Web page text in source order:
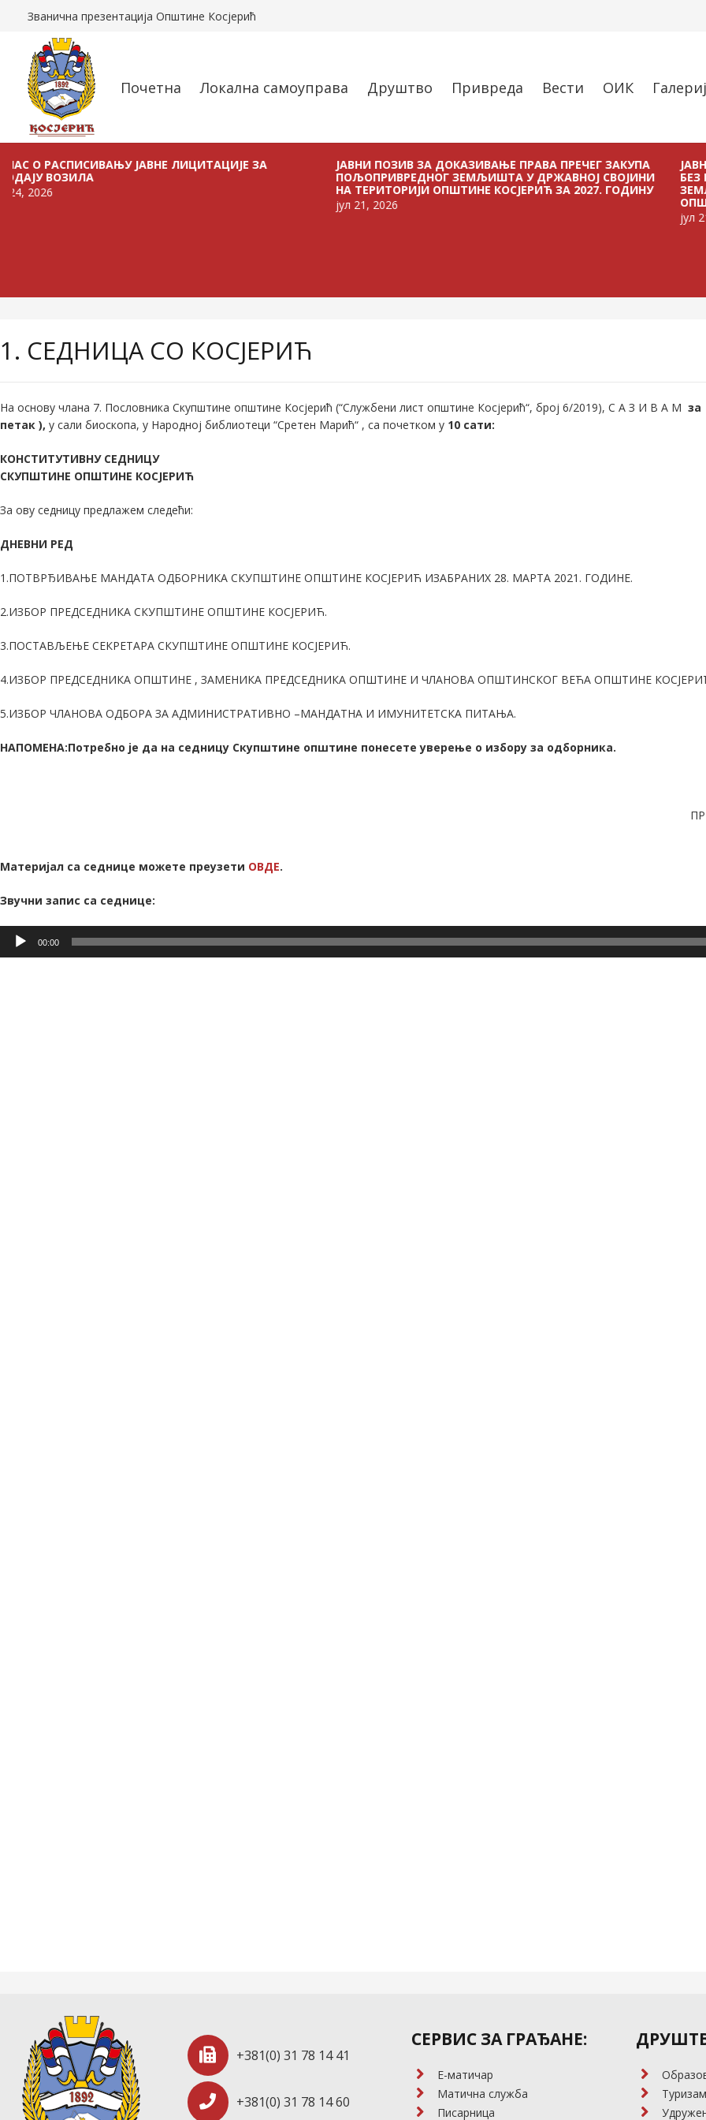
Званична презентација Општине Косјерић
Почетна Локална самоуправа Друштво Привреда Вести ОИК
ЈАВНЕ ЛИЦИТАЦИЈЕ ЗА
ЈАВНИ ПОЗИВ ЗА ДОКАЗИВАЊЕ ПРАВА ПРЕЧЕГ ЗАКУПА
ПОЉОПРИВРЕДНОГ ЗЕМЉИШТА У ДРЖАВНОЈ СВОЈИНИ
НА ТЕРИТОРИЈИ ОПШТИНЕ КОСЈЕРИЋ ЗА 2027. ГОДИНУ
јул 21, 2026
ЈАВНИ
БЕЗ
ЗЕМЉИШТА
ОПШТИНЕ
јул 21, 2026
1. СЕДНИЦА СО КОСЈЕРИЋ
На основу члана 7. Пословника Скупштине општине Косјерић (“Службени лист општине Косјерић“, број 6/2019), С А З И В А М за
петак ), у сали биоскопа, у Народној библиотеци “Сретен Марић“ , са почетком у 10 сати:
КОНСТИТУТИВНУ СЕДНИЦУ
СКУПШТИНЕ ОПШТИНЕ КОСЈЕРИЋ
За ову седницу предлажем следећи:
ДНЕВНИ РЕД
1.ПОТВРЂИВАЊЕ МАНДАТА ОДБОРНИКА СКУПШТИНЕ ОПШТИНЕ КОСЈЕРИЋ ИЗАБРАНИХ 28. МАРТА 2021. ГОДИНЕ.
2.ИЗБОР ПРЕДСЕДНИКА СКУПШТИНЕ ОПШТИНЕ КОСЈЕРИЋ.
3.ПОСТАВЉЕЊЕ СЕКРЕТАРА СКУПШТИНЕ ОПШТИНЕ КОСЈЕРИЋ.
4.ИЗБОР ПРЕДСЕДНИКА ОПШТИНЕ , ЗАМЕНИКА ПРЕДСЕДНИКА ОПШТИНЕ И ЧЛАНОВА ОПШТИНСКОГ ВЕЋА ОПШТИНЕ
5.ИЗБОР ЧЛАНОВА ОДБОРА ЗА АДМИНИСТРАТИВНО –МАНДАТНА И ИМУНИТЕТСКА ПИТАЊА.
НАПОМЕНА:Потребно је да на седницу Скупштине општине понесете уверење о избору за одборника.
Материјал са седнице можете преузети ОВДЕ.
Звучни запис са седнице:
Прегледач
звучних
00:00
+381(0) 31 78 14 41
+381(0) 31 78 14 60
СЕРВИС ЗА ГРАЂАНЕ:
E-матичар
Матична служба
Писарница
Туризам